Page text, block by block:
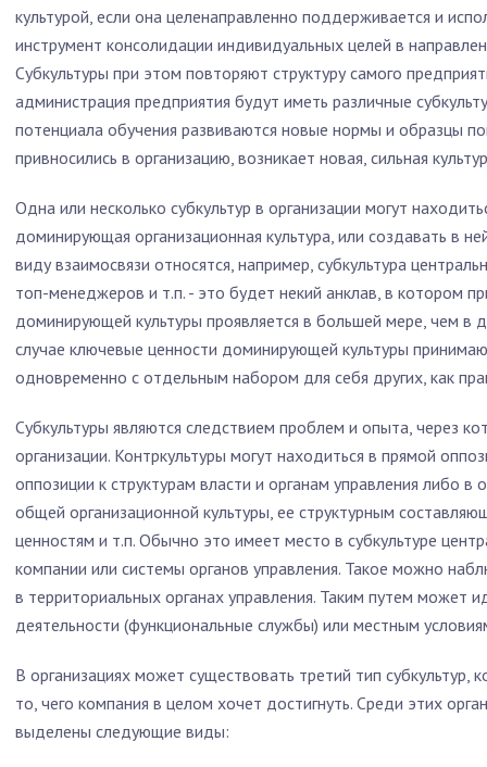
культурой, если она целенаправленно поддерживается и
инструмент консолидации индивидуальных целей в
Субкультуры при этом повторяют структуру самого
администрация предприятия будут иметь различные
потенциала обучения развиваются новые нормы и образцы
привносились в организацию, возникает новая, сильная
Одна или несколько субкультур в организации могут
доминирующая организационная культура, или создавать в
виду взаимосвязи относятся, например, субкультура
топ-менеджеров и т.п. - это будет некий анклав, в котором
доминирующей культуры проявляется в большей мере, чем в
случае ключевые ценности доминирующей культуры
одновременно с отдельным набором для себя других, как
Субкультуры являются следствием проблем и опыта, через
организации. Контркультуры могут находиться в прямой
оппозиции к структурам власти и органам управления либо
общей организационной культуры, ее структурным
ценностям и т.п. Обычно это имеет место в субкультуре
компании или системы органов управления. Такое можно
в территориальных органах управления. Таким путем может
деятельности (функциональные службы) или местным
В организациях может существовать третий тип
то, чего компания в целом хочет достигнуть. Среди этих
выделены следующие виды: